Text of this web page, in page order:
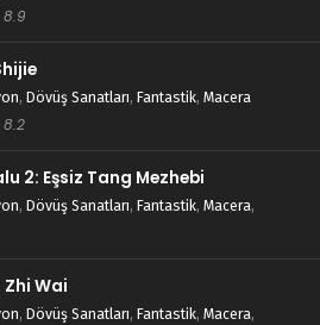
8.9
, Dövüş Sanatları, Fantastik, Macera
8.2
2: Eşsiz Tang Mezhebi
, Dövüş Sanatları, Fantastik, Macera,
Wai
, Dövüş Sanatları, Fantastik, Macera,